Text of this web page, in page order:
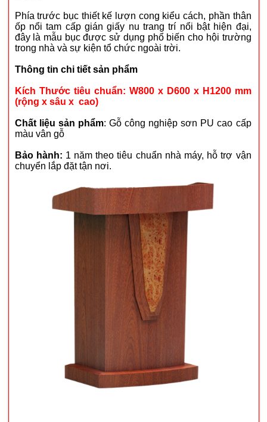
Phía trước bục thiết kế lượn cong kiểu cách, phần thân
ốp nổi tam cấp gián giấy nu trang trí nổi bật hiện đại,
đây là mẫu bục được sử dụng phổ biến cho hội trường
trong nhà và sự kiện tổ chức ngoài trời.
Thông tin chi tiết sản phẩm
Kích Thước tiêu chuẩn: W800 x D600 x H1200 mm
(rộng x sâu x cao)
Chất liệu sản phẩm: Gỗ công nghiệp sơn PU cao cấp
màu vân gỗ
Bảo hành: 1 năm theo tiêu chuẩn nhà máy, hỗ trợ vận
chuyển lắp đặt tận nơi.